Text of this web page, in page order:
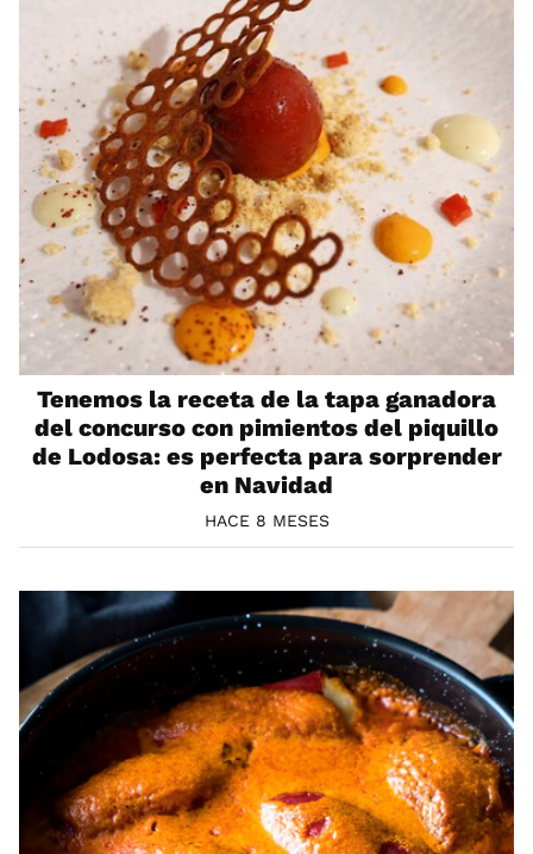
Tenemos la receta de la tapa ganadora
del concurso con pimientos del piquillo
de Lodosa: es perfecta para sorprender
en Navidad
HACE 8 MESES